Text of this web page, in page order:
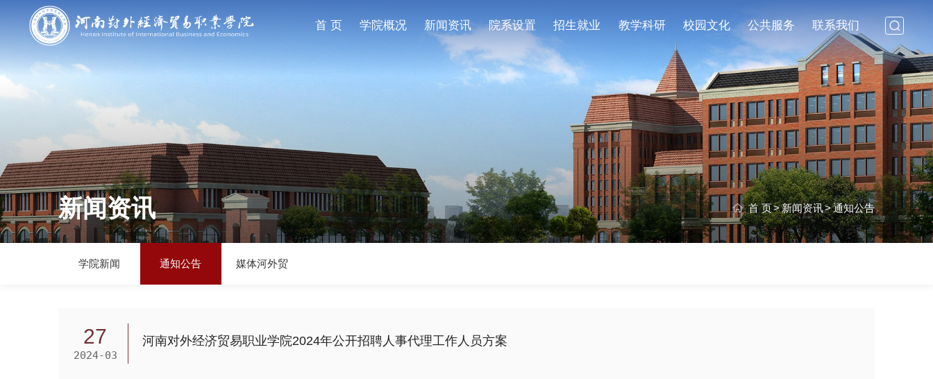
首 页 学院概况 新闻资讯 院系设置 招生就业 教学科研 校园文化 公共服务 联系我们
新闻资讯 首 页>新闻资讯>通知公告
学院新闻 通知公告 媒体河外贸
27
2024-03
河南对外经济贸易职业学院2024年公开招聘人事代理工作人员方案